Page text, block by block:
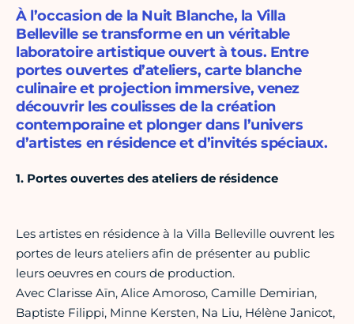
À l’occasion de la Nuit Blanche, la Villa
Belleville se transforme en un véritable
laboratoire artistique ouvert à tous. Entre
portes ouvertes d’ateliers, carte blanche
culinaire et projection immersive, venez
découvrir les coulisses de la création
contemporaine et plonger dans l’univers
d’artistes en résidence et d’invités spéciaux.
1. Portes ouvertes des ateliers de résidence
Les artistes en résidence à la Villa Belleville ouvrent les
portes de leurs ateliers afin de présenter au public
leurs oeuvres en cours de production.
Avec Clarisse Aïn, Alice Amoroso, Camille Demirian,
Baptiste Filippi, Minne Kersten, Na Liu, Hélène Janicot,